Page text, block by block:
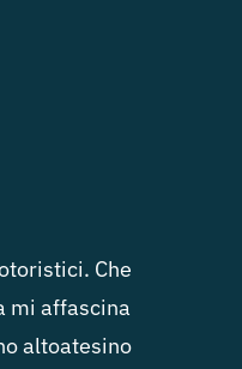
Che
mi affascina
altoatesino